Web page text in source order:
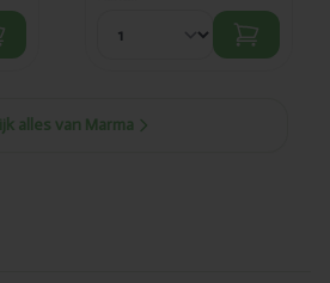
alles van Marma